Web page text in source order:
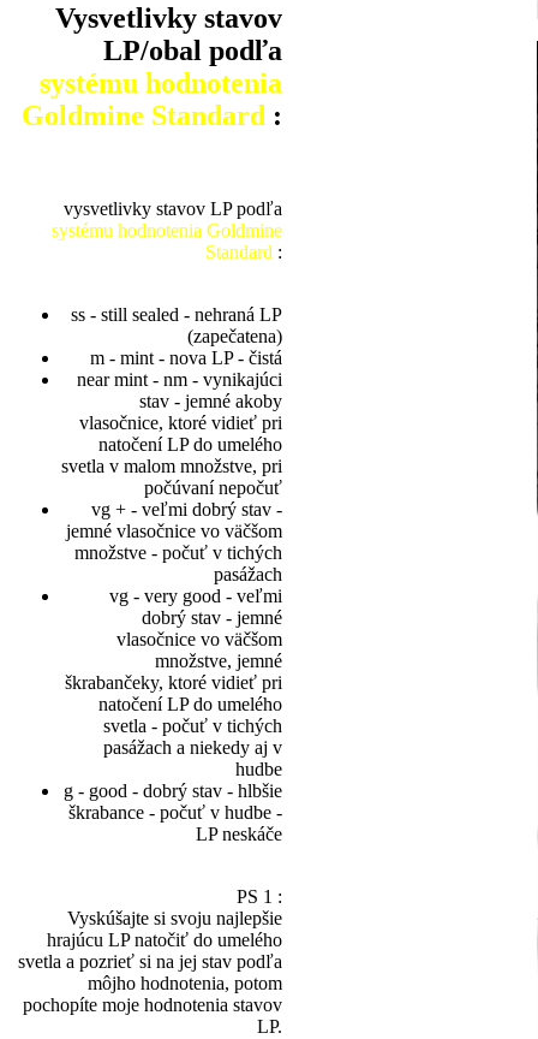
Vysvetlivky stavov
LP/obal podľa
systému hodnotenia
Goldmine Standard :
vysvetlivky stavov LP podľa
systému hodnotenia Goldmine
Standard :
ss - still sealed - nehraná LP
(zapečatena)
m - mint - nova LP - čistá
near mint - nm - vynikajúci
stav - jemné akoby
vlasočnice, ktoré vidieť pri
natočení LP do umelého
svetla v malom množstve, pri
počúvaní nepočuť
vg + - veľmi dobrý stav -
jemné vlasočnice vo väčšom
množstve - počuť v tichých
pasážach
vg - very good - veľmi
dobrý stav - jemné
vlasočnice vo väčšom
množstve, jemné
škrabančeky, ktoré vidieť pri
natočení LP do umelého
svetla - počuť v tichých
pasážach a niekedy aj v
hudbe
g - good - dobrý stav - hlbšie
škrabance - počuť v hudbe -
LP neskáče
PS 1 :
Vyskúšajte si svoju najlepšie
hrajúcu LP natočiť do umelého
svetla a pozrieť si na jej stav podľa
môjho hodnotenia, potom
pochopíte moje hodnotenia stavov
LP.